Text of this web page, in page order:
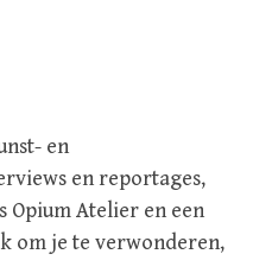
en
en reportages,
Opium Atelier en een
om je te verwonderen,